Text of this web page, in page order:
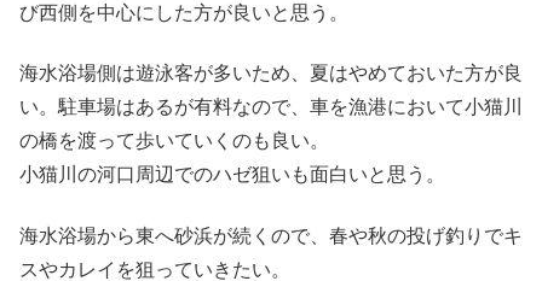
び西側を中心にした方が良いと思う。
海水浴場側は遊泳客が多いため、夏はやめておいた方が良
い。駐車場はあるが有料なので、車を漁港において小猫川
の橋を渡って歩いていくのも良い。
小猫川の河口周辺でのハゼ狙いも面白いと思う。
海水浴場から東へ砂浜が続くので、春や秋の投げ釣りでキ
スやカレイを狙っていきたい。